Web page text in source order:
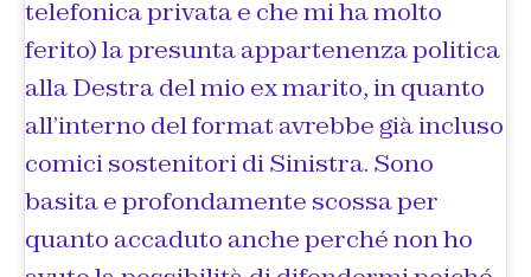
telefonica privata e che mi ha molto
ferito) la presunta appartenenza politica
alla Destra del mio ex marito, in quanto
all’interno del format avrebbe già incluso
comici sostenitori di Sinistra. Sono
basita e profondamente scossa per
quanto accaduto anche perché non ho